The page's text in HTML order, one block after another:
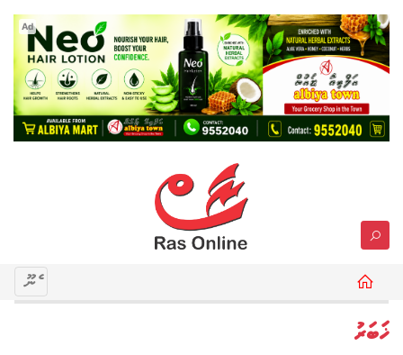
Ad
މެނޫ
ޚަބަރު